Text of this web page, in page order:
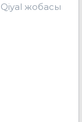
Qiyal жобасы